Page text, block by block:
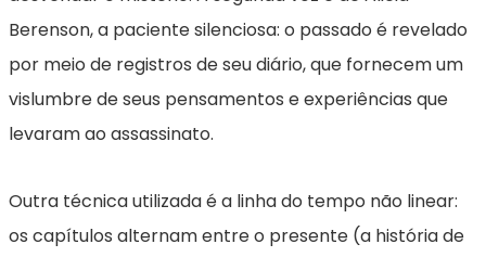
Berenson, a paciente silenciosa: o passado é revelado
por meio de registros de seu diário, que fornecem um
vislumbre de seus pensamentos e experiências que
levaram ao assassinato.
Outra técnica utilizada é a linha do tempo não linear:
os capítulos alternam entre o presente (a história de